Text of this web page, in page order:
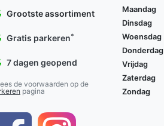
Grootste assortiment
Gratis parkeren*
7 dagen geopend
de voorwaarden op de
pagina
Maandag
Dinsdag
Woensdag
Donderdag
Vrijdag
Zaterdag
Zondag